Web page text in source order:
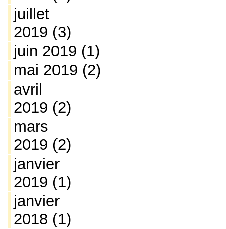
juillet
2019 (3)
juin 2019 (1)
mai 2019 (2)
avril
2019 (2)
mars
2019 (2)
janvier
2019 (1)
janvier
2018 (1)